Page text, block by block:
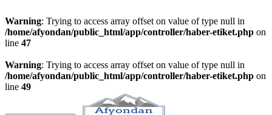
Warning: Trying to access array offset on value of type null in
/home/afyondan/public_html/app/controller/haber-etiket.php on
line 47
Warning: Trying to access array offset on value of type null in
/home/afyondan/public_html/app/controller/haber-etiket.php on
line 49